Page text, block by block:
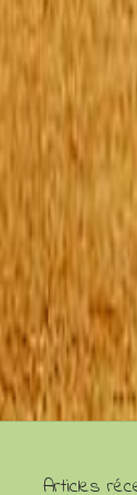
Articles